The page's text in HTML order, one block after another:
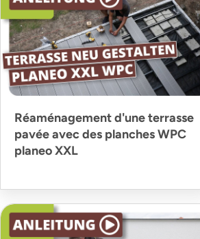
Réaménagement d'une terrasse
pavée avec des planches WPC
planeo XXL